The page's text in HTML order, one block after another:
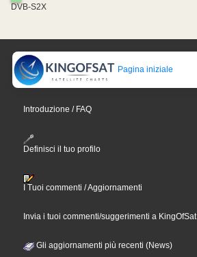
DVB-S2X
Pagina iniziale
Introduzione / FAQ
Definisci il tuo profilo
I Tuoi commenti / Aggiornamenti
Invia i tuoi commenti/suggerimenti a KingOfSat
Gli aggiornamenti più recenti (News)